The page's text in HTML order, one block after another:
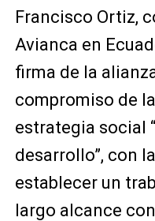
Francisco Ortiz,
Avianca en
firma de la
compromiso de
estrategia social
desarrollo”, con
establecer un
largo alcance